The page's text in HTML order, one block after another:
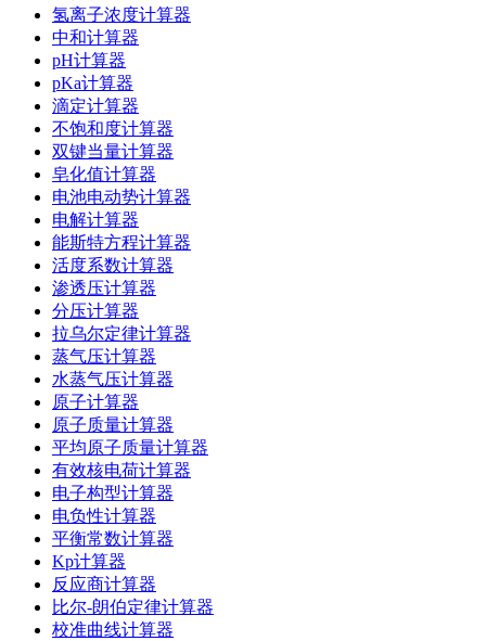
氢离子浓度计算器
中和计算器
pH计算器
pKa计算器
滴定计算器
不饱和度计算器
双键当量计算器
皂化值计算器
电池电动势计算器
电解计算器
能斯特方程计算器
活度系数计算器
渗透压计算器
分压计算器
拉乌尔定律计算器
蒸气压计算器
水蒸气压计算器
原子计算器
原子质量计算器
平均原子质量计算器
有效核电荷计算器
电子构型计算器
电负性计算器
平衡常数计算器
Kp计算器
反应商计算器
比尔-朗伯定律计算器
校准曲线计算器